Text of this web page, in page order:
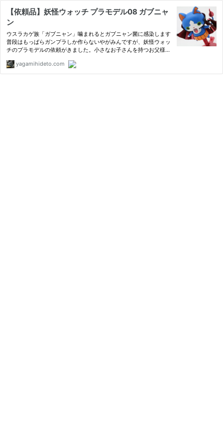
【依頼品】妖怪ウォッチ プラモデル08 ガブニャ
ン
ウスラカゲ族「ガブニャン」噛まれるとガブニャン菌に感染します
普段はもっぱらガンプラしか作らないやがみんですが、妖怪ウォッ
チのプラモデルの依頼がきました。小さなお子さんを持つお父様か
yagamihideto.com